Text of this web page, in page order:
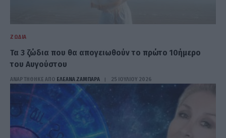
ΖΏΔΙΑ
Τα 3 ζώδια που θα απογειωθούν το πρώτο 10ήμερο
του Αυγούστου
ΑΝΑΡΤΗΘΗΚΕ ΑΠΟ ΕΛΕΑΝΑ ΖΑΜΠΑΡΑ 25 ΙΟΥΛΊΟΥ 2026